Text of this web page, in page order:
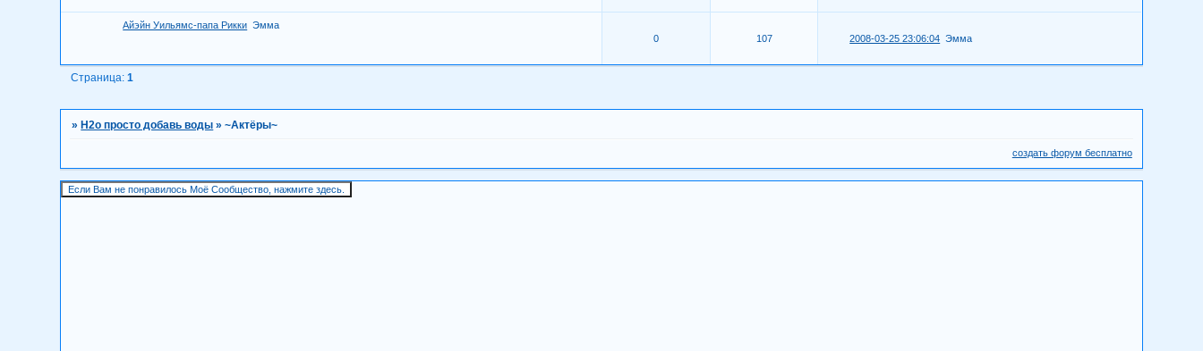
Айэйн Уильямс-папа Рикки Эмма
0
107 2008-03-25 23:06:04 Эмма
Страница:1
» H2о просто добавь воды »~Актёры~
создать форум бесплатно